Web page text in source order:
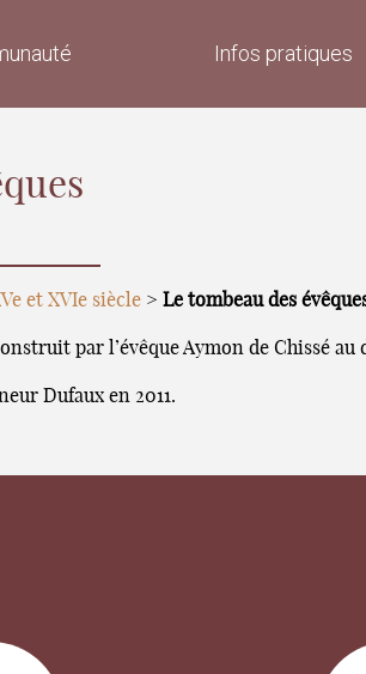
Infos pratiques
et XVIe siècle >Le tombeau des
par l’évêque Aymon de Chissé au
Dufaux en 2011.